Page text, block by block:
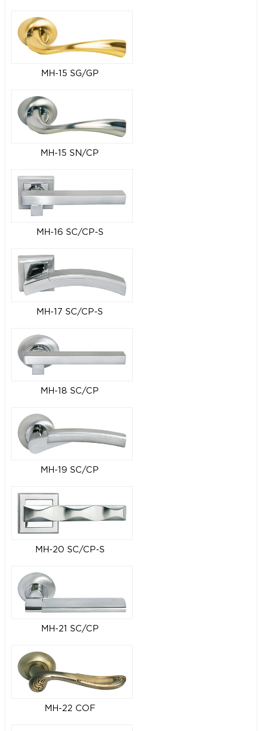
MH-15 SG/GP
MH-15 SN/CP
MH-16 SC/CP-S
MH-17 SC/CP-S
MH-18 SC/CP
MH-19 SC/CP
MH-20 SC/CP-S
MH-21 SC/CP
MH-22 COF